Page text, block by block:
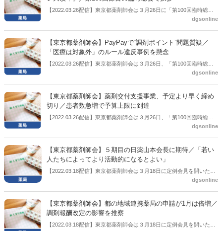
もまとめていることを紹介。その上で、「薬剤師への期待はあり、現
在はがんだけが対象になっている専門医療機関連携薬局に関してもさ
まざまな疾患もあり得ると思っており、その中で女性の健康という要
素も入ってきてもいいのではないか」との考えを示した。
【2022.03.26配信】東京都薬剤師会は３月26日に「第100回臨時総
会」を開いた。その中で挨拶した永田泰造会長は、今回の調剤報酬改
における 「モノから人へ」の推進を挙げ、「薬学的管理に関する業務
の在り方が明確に示された」とし、「適正な薬物治療の貢献に向けて
薬剤師の役割を充実させる」と評した。
dgsonline
【東京都薬剤師会】PayPayで“調剤ポイント”問題質疑／
「医療は対象外」のルール違反事例を懸念
【2022.03.26配信】東京都薬剤師会は３月26日、「第100回臨時総
会」を開催した。「質疑・討論」の中で、大幅なポイント還元などを
療は対象外であり調剤の本人負担額においても対象外であるとの
PayPay側の見解も得られているがドラッグストアで違反している事例
がある」との声が挙がった。東京都薬剤師会では具体的な事例が確認
できれば対応するとの考えを示した。
dgsonline
【東京都薬剤師会】薬剤交付支援事業、予定より早く締め
切り／患者数急増で予算上限に到達
【2022.03.26配信】東京都薬剤師会は３月26日、「第100回臨時総
会」を開催した。この中で、永田泰造会長はコロナ対応における薬局
上限に達し、予定よりも早く締め切ることになったことを報告した。
本来は２月28日実施分までを見込んでいたが、２月中旬分の以降の実
施分に関しては支払いが難しくなる見込みになったとした。
dgsonline
【東京都薬剤師会】５期目の日薬山本会長に期待／「若い
人たちによってより活動的になるとよい」
【2022.03.18配信】東京都薬剤師会は３月18日に定例会見を開いた。
この中で５期目が決まった日本薬剤師会の山本信夫会長への期待を聞
会長もきっと考えられていることは、若い人たちがどんどん理事や常
務理事などに入っていって、発言をしてもらうことだと思う。そうい
うふうにこの２年も変わってきた」と述べた。
dgsonline
【東京都薬剤師会】都の地域連携薬局の申請が1月は倍増／
調剤報酬改定の影響を推察
【2022.03.18配信】東京都薬剤師会は３月18日に定例会見を開いた。